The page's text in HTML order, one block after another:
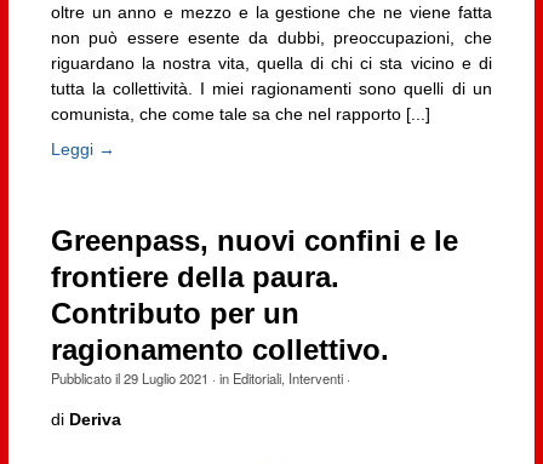
oltre un anno e mezzo e la gestione che ne viene fatta
non può essere esente da dubbi, preoccupazioni, che
riguardano la nostra vita, quella di chi ci sta vicino e di
tutta la collettività. I miei ragionamenti sono quelli di un
comunista, che come tale sa che nel rapporto [...]
Leggi →
Greenpass, nuovi confini e le
frontiere della paura.
Contributo per un
ragionamento collettivo.
Pubblicato il29 Luglio 2021 · in Editoriali, Interventi·
di Deriva